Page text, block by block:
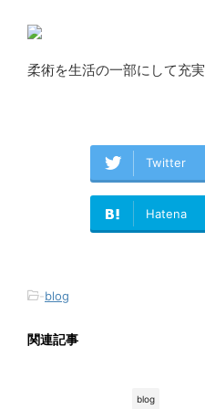
柔術を生活の一部にして充
Twitter
Hatena
-blog
関連記事
blog